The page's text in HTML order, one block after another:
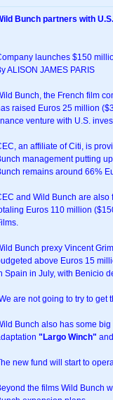
Bunch partners with
launches $150
ALISON JAMES PARIS
Bunch, the French film
raised Euros 25 million
venture with U.S.
an affiliate of Citi, is
management putting
remains around 66%
and Wild Bunch are
Euros 110 million
Bunch prexy Vincent
above Euros 15
Spain in July, with Benicio
are not going to try to get
Bunch also has some
"Largo Winch"
new fund will start to
the films Wild Bunch